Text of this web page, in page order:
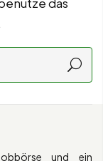
und ein